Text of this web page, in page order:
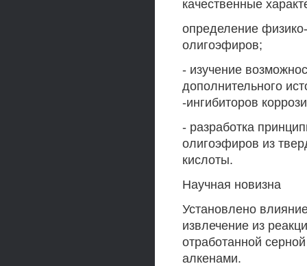
качественные
определение
олигоэфиров;
- изучение
дополнительного
-ингибиторов
- разработка
олигоэфиров из
кислоты.
Научная новизна
Установлено
извлечение из
отработанной
алкенами.